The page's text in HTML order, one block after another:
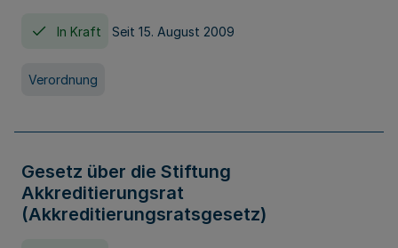
In Kraft Seit 15. August 2009
Verordnung
Gesetz über die Stiftung
Akkreditierungsrat
(Akkreditierungsratsgesetz)